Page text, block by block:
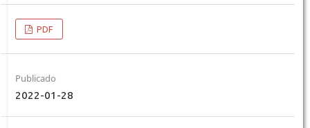
PDF
Publicado
2022-01-28